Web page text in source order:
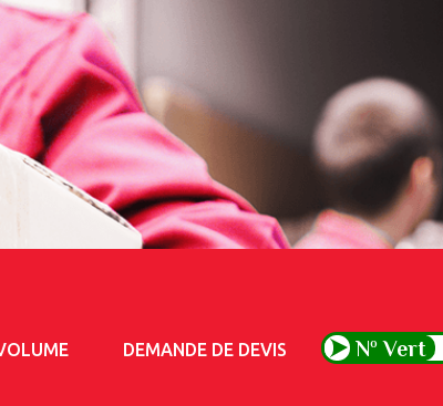
DEMANDE DE DEVIS Nº Vert